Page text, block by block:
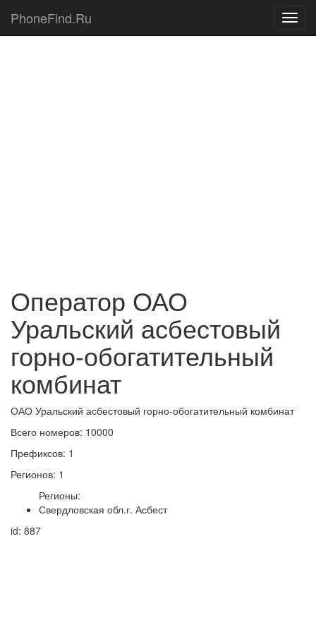
PhoneFind.Ru
Оператор ОАО
Уральский асбестовый
горно-обогатительный
комбинат
ОАО Уральский асбестовый горно-обогатительный комбинат
Всего номеров: 10000
Префиксов: 1
Регионов: 1
Регионы:
Свердловская обл.г. Асбест
id: 887